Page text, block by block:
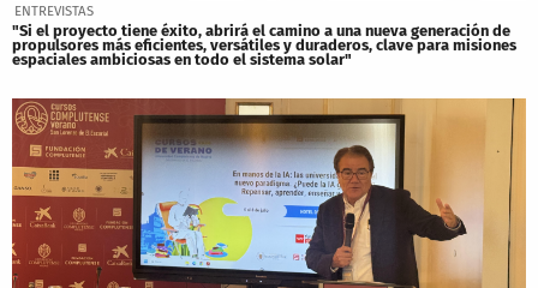
ENTREVISTAS
"Si el proyecto tiene éxito, abrirá el camino a una nueva generación de
propulsores más eficientes, versátiles y duraderos, clave para misiones
espaciales ambiciosas en todo el sistema solar"